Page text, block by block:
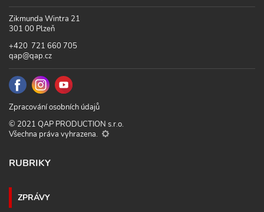
Zikmunda Wintra 21
301 00 Plzeň
+420 721 660 705
qap@qap.cz
Zpracování osobních údajů
© 2021 QAP PRODUCTION s.r.o.
Všechna práva vyhrazena.
RUBRIKY
ZPRÁVY